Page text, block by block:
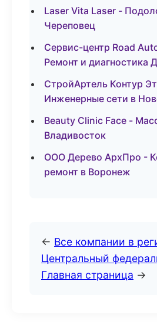
Laser Vita Laser -
Череповец
Сервис-центр Road
Ремонт и диагностика
СтройАртель Контур
Инженерные сети в
Beauty Clinic Face -
Владивосток
ООО Дерево АрхПро -
ремонт в Воронеж
← Все компании в
Центральный
Главная страница →